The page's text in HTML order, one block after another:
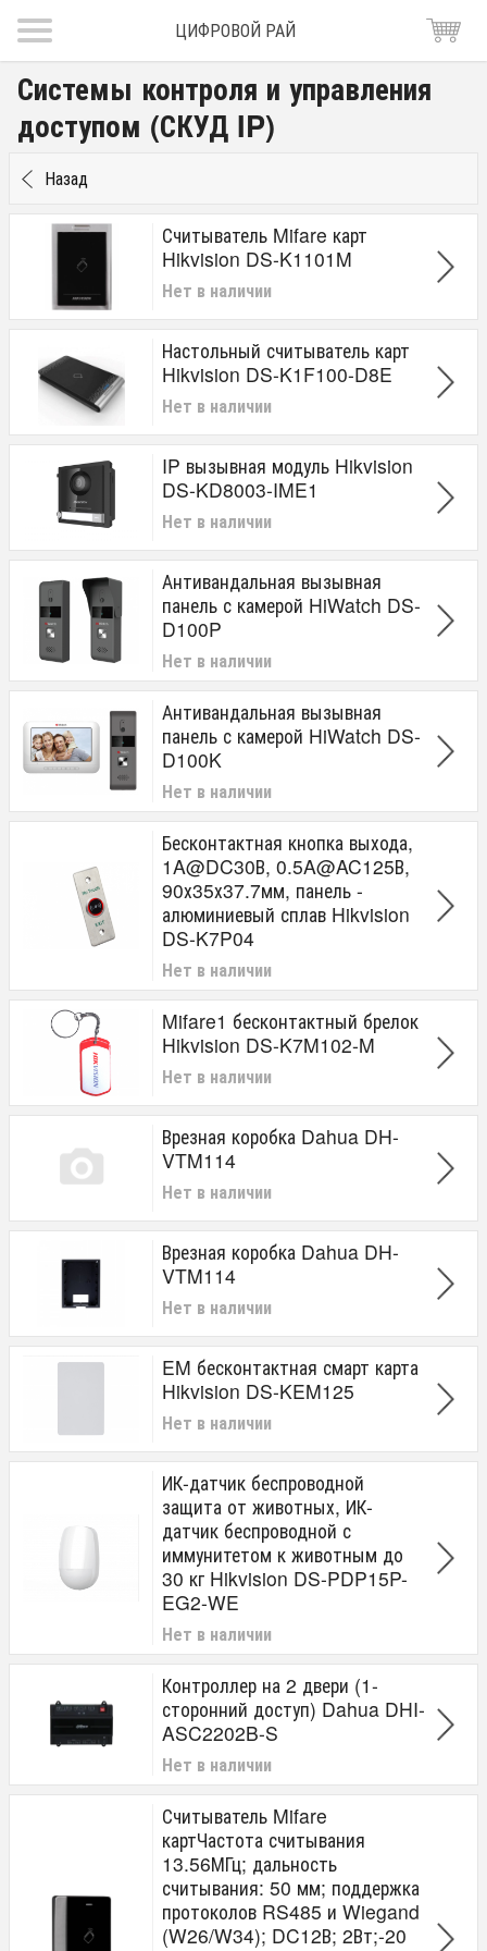
ЦИФРОВОЙ РАЙ
Системы контроля и управления
доступом (СКУД IP)
Назад
Считыватель Mifare карт
Hikvision DS-K1101M
Нет в наличии
Настольный считыватель карт
Hikvision DS-K1F100-D8E
Нет в наличии
IP вызывная модуль Hikvision
DS-KD8003-IME1
Нет в наличии
Антивандальная вызывная
панель с камерой HiWatch DS-
D100P
Нет в наличии
Антивандальная вызывная
панель с камерой HiWatch DS-
D100K
Нет в наличии
Бесконтактная кнопка выхода,
1A@DC30В, 0.5A@AC125В,
90х35х37.7мм, панель -
алюминиевый сплав Hikvision
DS-K7P04
Нет в наличии
Mifare1 бесконтактный брелок
Hikvision DS-K7M102-M
Нет в наличии
Врезная коробка Dahua DH-
VTM114
Нет в наличии
Врезная коробка Dahua DH-
VTM114
Нет в наличии
EM бесконтактная смарт карта
Hikvision DS-KEM125
Нет в наличии
ИК-датчик беспроводной
защита от животных, ИК-
датчик беспроводной с
иммунитетом к животным до
30 кг Hikvision DS-PDP15P-
EG2-WE
Нет в наличии
Контроллер на 2 двери (1-
сторонний доступ) Dahua DHI-
ASC2202B-S
Нет в наличии
Считыватель Mifare
картЧастота считывания
13.56МГц; дальность
считывания: 50 мм; поддержка
протоколов RS485 и Wiegand
(W26/W34); DC12В; 2Вт;-20